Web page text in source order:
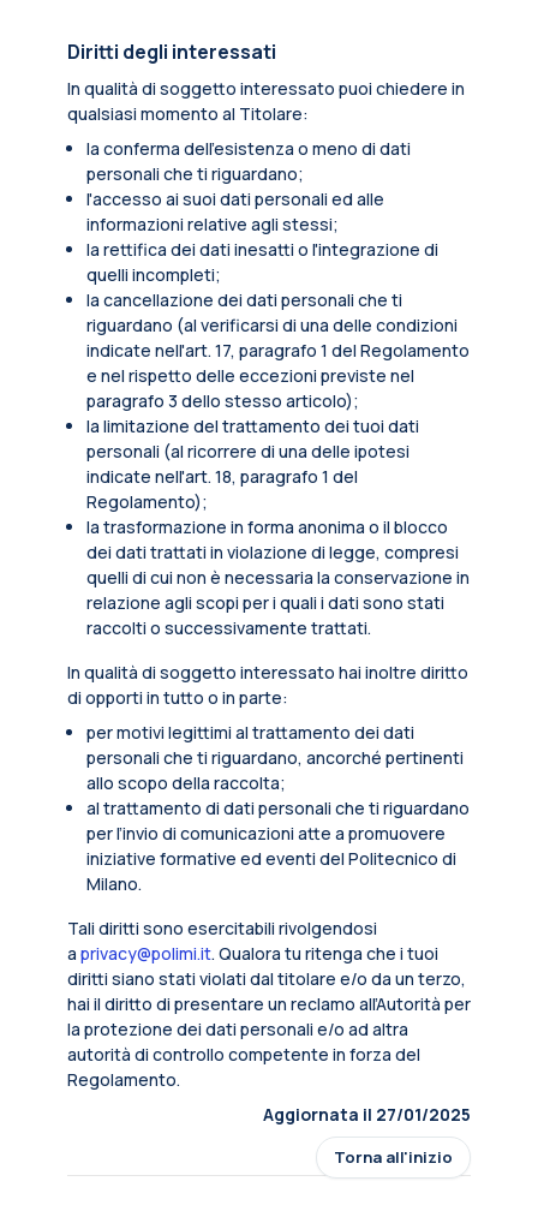
Diritti degli interessati
In qualità di soggetto interessato puoi chiedere in
qualsiasi momento al Titolare:
la conferma dell’esistenza o meno di dati
personali che ti riguardano;
l'accesso ai suoi dati personali ed alle
informazioni relative agli stessi;
la rettifica dei dati inesatti o l'integrazione di
quelli incompleti;
la cancellazione dei dati personali che ti
riguardano (al verificarsi di una delle condizioni
indicate nell'art. 17, paragrafo 1 del Regolamento
e nel rispetto delle eccezioni previste nel
paragrafo 3 dello stesso articolo);
la limitazione del trattamento dei tuoi dati
personali (al ricorrere di una delle ipotesi
indicate nell'art. 18, paragrafo 1 del
Regolamento);
la trasformazione in forma anonima o il blocco
dei dati trattati in violazione di legge, compresi
quelli di cui non è necessaria la conservazione in
relazione agli scopi per i quali i dati sono stati
raccolti o successivamente trattati.
In qualità di soggetto interessato hai inoltre diritto
di opporti in tutto o in parte:
per motivi legittimi al trattamento dei dati
personali che ti riguardano, ancorché pertinenti
allo scopo della raccolta;
al trattamento di dati personali che ti riguardano
per l’invio di comunicazioni atte a promuovere
iniziative formative ed eventi del Politecnico di
Milano.
Tali diritti sono esercitabili rivolgendosi
a privacy@polimi.it. Qualora tu ritenga che i tuoi
diritti siano stati violati dal titolare e/o da un terzo,
hai il diritto di presentare un reclamo all’Autorità per
la protezione dei dati personali e/o ad altra
autorità di controllo competente in forza del
Regolamento.
Aggiornata il 27/01/2025
Torna all'inizio